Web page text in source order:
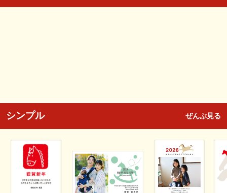
シンプル ぜんぶ見る